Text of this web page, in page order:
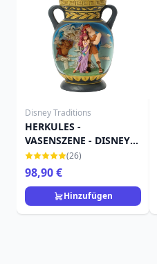
Disney Traditions
HERKULES -
VASENSZENE - DISNEY
TRADITIONS
(26)
98,90 €
Hinzufügen